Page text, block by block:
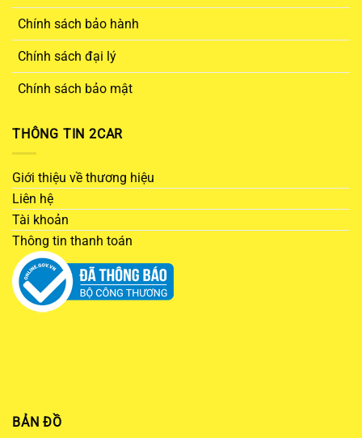
Chính sách bảo hành
Chính sách đại lý
Chính sách bảo mật
THÔNG TIN 2CAR
Giới thiệu về thương hiệu
Liên hệ
Tài khoản
Thông tin thanh toán
BẢN ĐỒ